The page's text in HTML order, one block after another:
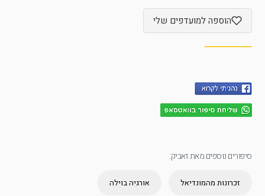
הוספה למועדפים שלי
סיפורים נוספים מאת זאביק:
זכרונות מהמונדיאל אורגיה בוילה